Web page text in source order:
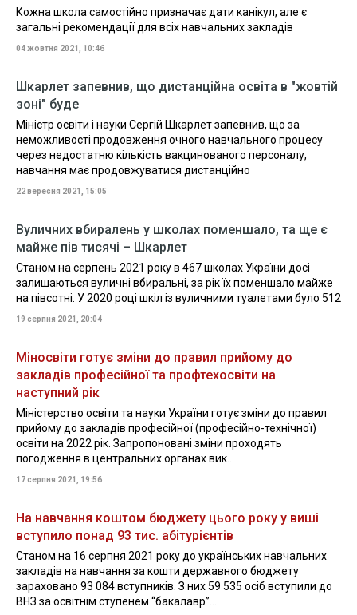
Кожна школа самостійно призначає дати канікул, але є
загальні рекомендації для всіх навчальних закладів
04 жовтня 2021, 10:46
Шкарлет запевнив, що дистанційна освіта в "жовтій
зоні" буде
Міністр освіти і науки Сергій Шкарлет запевнив, що за
неможливості продовження очного навчального процесу
через недостатню кількість вакцинованого персоналу,
навчання має продовжуватися дистанційно
22 вересня 2021, 15:05
Вуличних вбиралень у школах поменшало, та ще є
майже пів тисячі – Шкарлет
Станом на серпень 2021 року в 467 школах України досі
залишаються вуличні вбиральні, за рік їх поменшало майже
на півсотні. У 2020 році шкіл із вуличними туалетами було 512
19 серпня 2021, 20:04
Міносвіти готує зміни до правил прийому до
закладів професійної та профтехосвіти на
наступний рік
Міністерство освіти та науки України готує зміни до правил
прийому до закладів професійної (професійно-технічної)
освіти на 2022 рік. Запропоновані зміни проходять
погодження в центральних органах вик...
17 серпня 2021, 19:56
На навчання коштом бюджету цього року у виші
вступило понад 93 тис. абітурієнтів
Станом на 16 серпня 2021 року до українських навчальних
закладів на навчання за кошти державного бюджету
зараховано 93 084 вступників. З них 59 535 осіб вступили до
ВНЗ за освітнім ступенем “бакалавр”...